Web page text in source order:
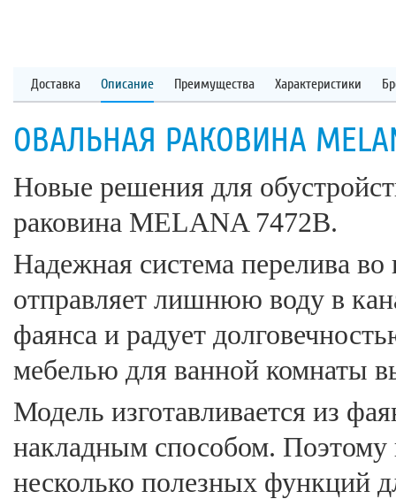
Доставка Описание Преимущества Характеристики
ОВАЛЬНАЯ РАКОВИНА
Новые решения для
раковина MELANA 7472B.
Надежная система перелива
отправляет лишнюю воду в
фаянса и радует
мебелью для ванной комнаты
Модель изготавливается из
накладным способом. Поэтому
несколько полезных функций